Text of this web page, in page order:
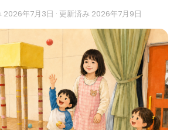
2026年7月3日 · 更新済み 2026年7月9日